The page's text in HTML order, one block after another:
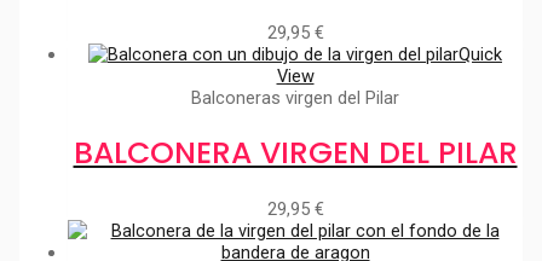
29,95 €
Quick
View
Balconeras virgen del Pilar
BALCONERA VIRGEN DEL PILAR
29,95 €